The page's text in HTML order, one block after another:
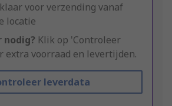
voor verzending vanaf
locatie
Klik op 'Controleer
extra voorraad en levertijden.
leverdata